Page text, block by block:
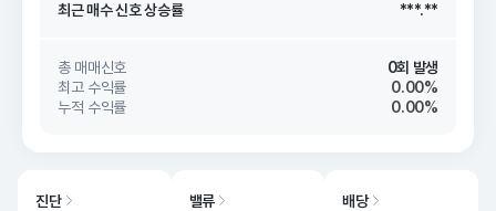
최근 매수 신호 상승률 ***.**
최근 매수 신호 ***.**
총 매매신호
0회 발생
최고 수익률
0.00%
누적 수익률
0.00%
진단 밸류 배당